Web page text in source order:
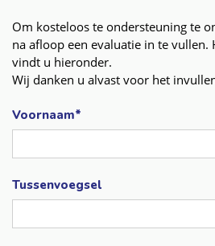
Om kosteloos te ondersteuning te
na afloop een evaluatie in te
vindt u hieronder.
Wij danken u alvast voor het
Voornaam*
Tussenvoegsel